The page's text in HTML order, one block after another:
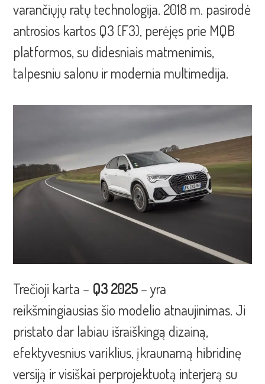
varančiųjų ratų technologija. 2018 m. pasirodė
antrosios kartos Q3 (F3), perėjęs prie MQB
platformos, su didesniais matmenimis,
talpesniu salonu ir modernia multimedija.
Trečioji karta – Q3 2025– yra
reikšmingiausias šio modelio atnaujinimas. Ji
pristato dar labiau išraiškingą dizainą,
efektyvesnius variklius, įkraunamą hibridinę
versiją ir visiškai perprojektuotą interjerą su